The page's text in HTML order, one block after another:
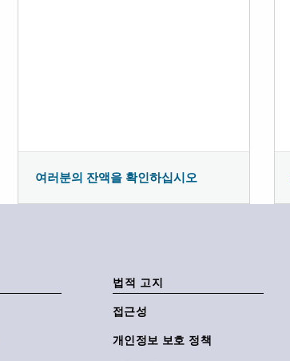
여러분의 잔액을 확인하십시오
법적 고지
접근성
개인정보 보호 정책